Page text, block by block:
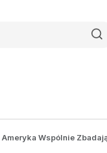
Ameryka Wspólnie